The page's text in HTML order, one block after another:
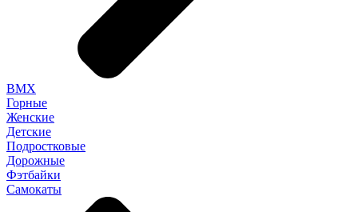
BMX
Горные
Женские
Детские
Подростковые
Дорожные
Фэтбайки
Самокаты